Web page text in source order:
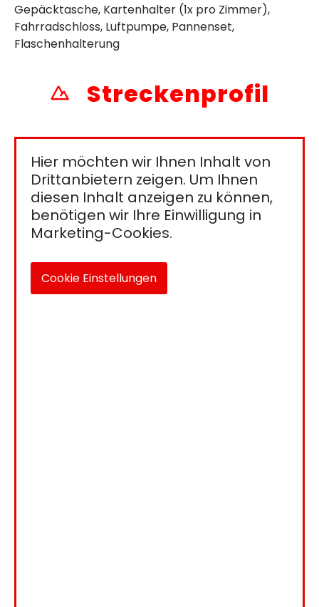
Gepäcktasche, Kartenhalter (1x pro Zimmer),
Fahrradschloss, Luftpumpe, Pannenset,
Flaschenhalterung
Streckenprofil
Hier möchten wir Ihnen Inhalt von
Drittanbietern zeigen. Um Ihnen
diesen Inhalt anzeigen zu können,
benötigen wir Ihre Einwilligung in
Marketing-Cookies.
Cookie Einstellungen